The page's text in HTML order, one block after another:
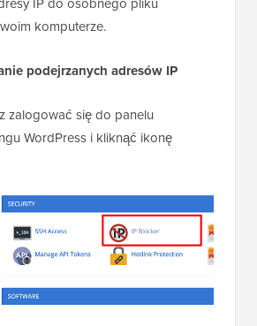
jak Notatnik lub TextEdit.
strony wp-login.php.
IP do osobnego pliku
komputerze.
podejrzanych adresów IP